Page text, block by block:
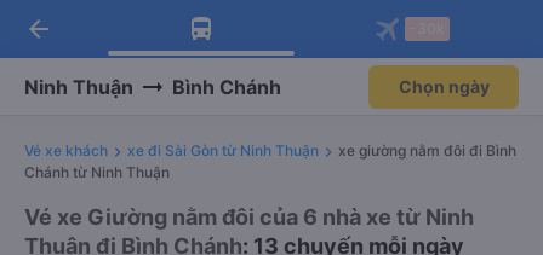
Tải app Vexere ngay!
Nhận ưu đãi thành viên độc
Mở app
Tải app Vexere
-30k/ghế khi đặt vé máy bay qua
Mở app
arrow_back
Ninh Thuận Bình Chánh Chọn ngày
Vé xe khách xe đi Sài Gòn từ Ninh Thuận
xe giường nằm đôi đi Bình
Chánh từ Ninh Thuận
Vé xe Giường nằm đôi của 6 nhà xe từ Ninh
Thuận đi Bình Chánh: 13 chuyến mỗi ngày